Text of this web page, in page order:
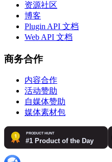
资源社区
博客
Plugin API 文档
Web API 文档
商务合作
内容合作
活动赞助
自媒体赞助
媒体素材包